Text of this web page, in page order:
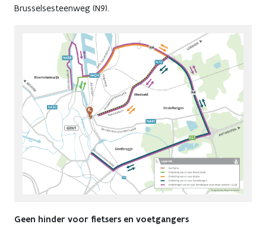
Brusselsesteenweg (N9).
Geen hinder voor fietsers en voetgangers